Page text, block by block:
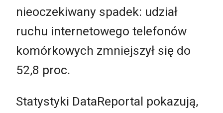
nieoczekiwany spadek: udział
ruchu internetowego telefonów
komórkowych zmniejszył się do
52,8 proc.
Statystyki DataReportal pokazują,